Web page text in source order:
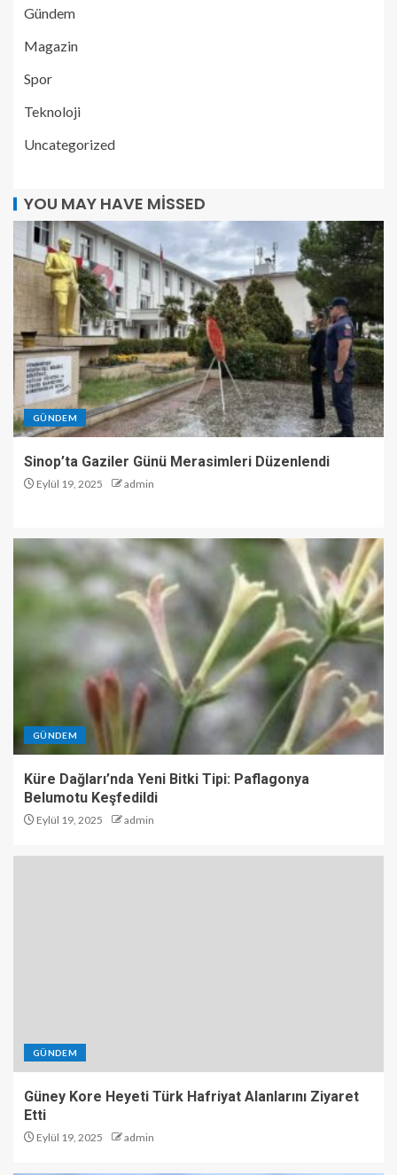
Gündem
Magazin
Spor
Teknoloji
Uncategorized
YOU MAY HAVE MISSED
GÜNDEM
Sinop’ta Gaziler Günü Merasimleri Düzenlendi
Eylül 19, 2025 admin
GÜNDEM
Küre Dağları’nda Yeni Bitki Tipi: Paflagonya
Belumotu Keşfedildi
Eylül 19, 2025 admin
GÜNDEM
Güney Kore Heyeti Türk Hafriyat Alanlarını Ziyaret
Etti
Eylül 19, 2025 admin